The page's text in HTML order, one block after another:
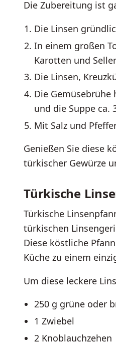
Die Zubereitung ist
Die Linsen
In einem großen
Karotten und
Die Linsen,
Die Gemüsebrühe
und die Suppe ca.
Mit Salz und
Genießen Sie diese
türkischer Gewürze
Türkische
Türkische
türkischen
Diese köstliche
Küche zu einem
Um diese leckere
250 g grüne oder
1 Zwiebel
2 Knoblauchzehen